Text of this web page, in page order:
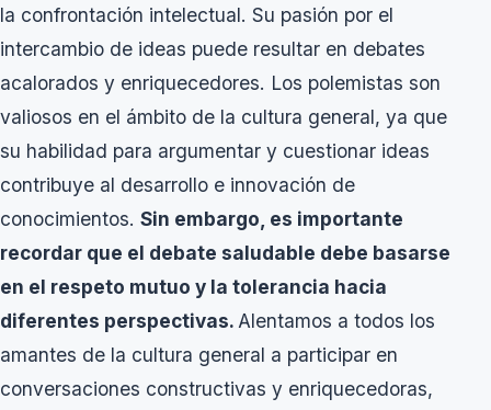
la confrontación intelectual. Su pasión por el
intercambio de ideas puede resultar en debates
acalorados y enriquecedores. Los polemistas son
valiosos en el ámbito de la cultura general, ya que
su habilidad para argumentar y cuestionar ideas
contribuye al desarrollo e innovación de
conocimientos. Sin embargo, es importante
recordar que el debate saludable debe basarse
en el respeto mutuo y la tolerancia hacia
diferentes perspectivas.Alentamos a todos los
amantes de la cultura general a participar en
conversaciones constructivas y enriquecedoras,